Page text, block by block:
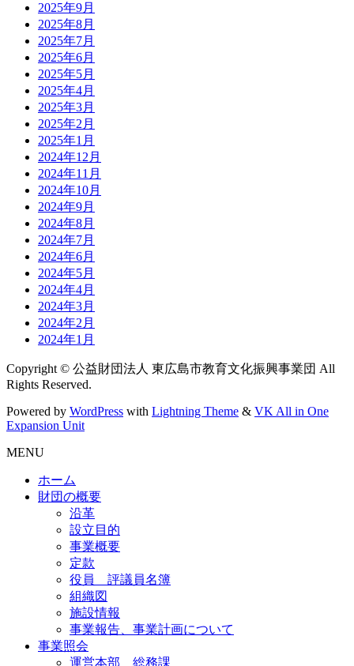
2025年9月
2025年8月
2025年7月
2025年6月
2025年5月
2025年4月
2025年3月
2025年2月
2025年1月
2024年12月
2024年11月
2024年10月
2024年9月
2024年8月
2024年7月
2024年6月
2024年5月
2024年4月
2024年3月
2024年2月
2024年1月
Copyright © 公益財団法人 東広島市教育文化振興事業団 All
Rights Reserved.
Powered by WordPress with Lightning Theme & VK All in One
Expansion Unit
MENU
ホーム
財団の概要
沿革
設立目的
事業概要
定款
役員 評議員名簿
組織図
施設情報
事業報告、事業計画について
事業照会
運営本部 総務課